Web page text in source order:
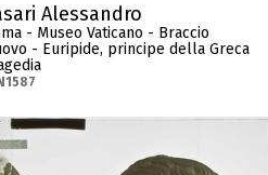
Alessandro
- Museo Vaticano - Braccio
- Euripide, principe della Greca